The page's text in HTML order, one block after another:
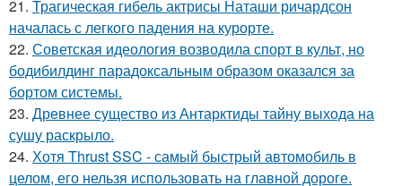
21. Трагическая гибель актрисы Наташи ричардсон
началась с легкого падения на курорте.
22. Советская идеология возводила спорт в культ, но
бодибилдинг парадоксальным образом оказался за
бортом системы.
23. Древнее существо из Антарктиды тайну выхода на
сушу раскрыло.
24. Хотя Thrust SSC - самый быстрый автомобиль в
целом, его нельзя использовать на главной дороге.